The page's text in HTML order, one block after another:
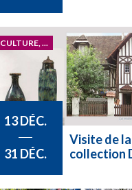
CULTURE, ...
13 DÉC.
31 DÉC.
Visite de la
collection